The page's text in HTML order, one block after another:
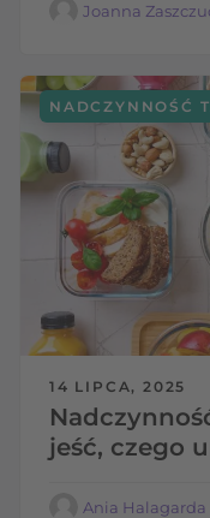
Joanna
14 LIPCA, 2025
jeść, czego
NADCZYNNOŚĆ
Ania Halagarda